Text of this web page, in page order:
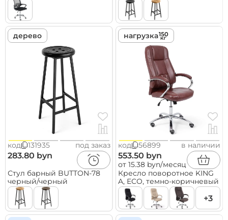
дерево
код 131935 под заказ
283.80 byn
Стул барный BUTTON-78
черный/черный
нагрузка
код 56899 в наличии
553.50 byn
от 15.38 byn/месяц
Кресло поворотное KING
A, ECO, темно-коричневый
+3